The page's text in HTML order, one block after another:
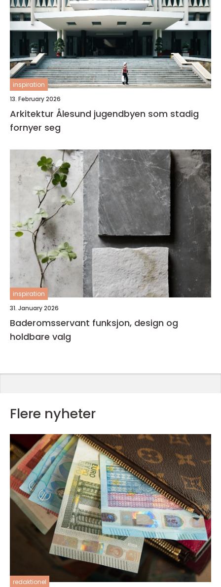
inspiration
13. February 2026
Arkitektur Ålesund jugendbyen som stadig
fornyer seg
inspiration
31. January 2026
Baderomsservant funksjon, design og
holdbare valg
Flere nyheter
redaktionel